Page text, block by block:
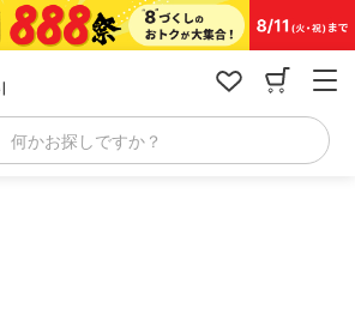
何かお探しですか？